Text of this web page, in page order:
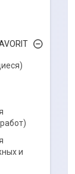
и